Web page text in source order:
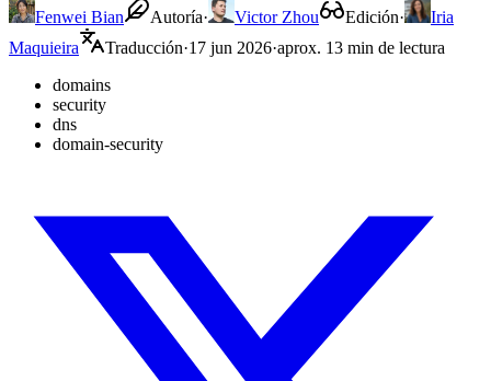
Fenwei Bian Autoría· Victor Zhou Edición·
Iria
Maquieira
Traducción·17 jun 2026·aprox. 13 min de lectura
domains
security
dns
domain-security